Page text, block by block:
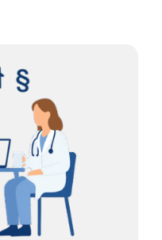
Steuern?
Investitionen - es gibt
Ihre
Experten
einen Blick auf